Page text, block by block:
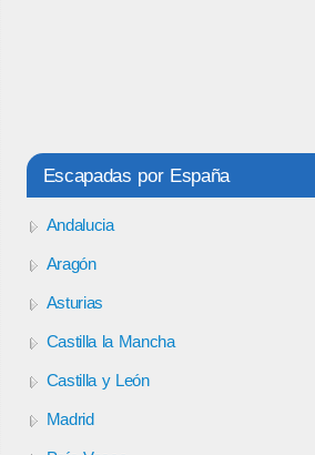
Escapadas por España
Andalucia
Aragón
Asturias
Castilla la Mancha
Castilla y León
Madrid